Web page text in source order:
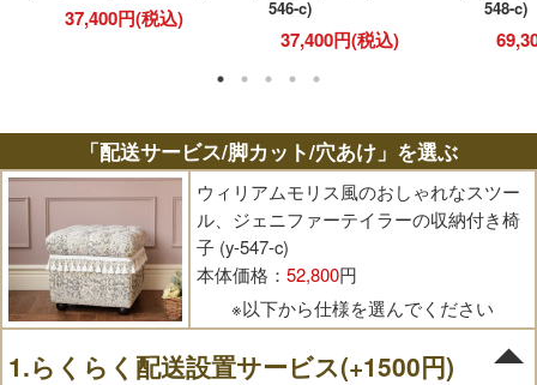
37,400円(税込)
546-c)
37,400円(税込)
548-c)
「配送サービス/脚カット/穴あけ」を選ぶ
ウィリアムモリス風のおしゃれなスツー
ル、ジェニファーテイラーの収納付き椅
子 (y-547-c)
本体価格： 52,800円
※以下から仕様を選んでください
1.らくらく配送設置サービス(+1500円)